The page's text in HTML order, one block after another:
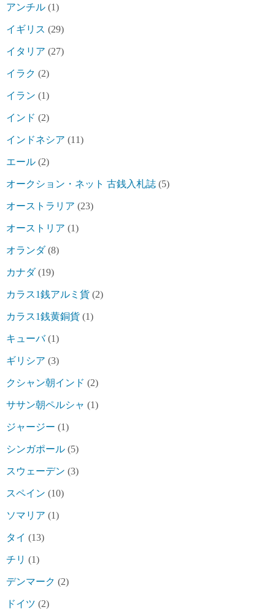
アンチル (1)
イギリス (29)
イタリア (27)
イラク (2)
イラン (1)
インド (2)
インドネシア (11)
エール (2)
オークション・ネット 古銭入札誌 (5)
オーストラリア (23)
オーストリア (1)
オランダ(8)
カナダ(19)
カラス1銭アルミ貨 (2)
カラス1銭黄銅貨 (1)
キューバ(1)
ギリシア (3)
クシャン朝インド (2)
ササン朝ペルシャ (1)
ジャージー (1)
シンガポール (5)
スウェーデン (3)
スペイン (10)
ソマリア (1)
タイ (13)
チリ (1)
デンマーク (2)
ドイツ (2)